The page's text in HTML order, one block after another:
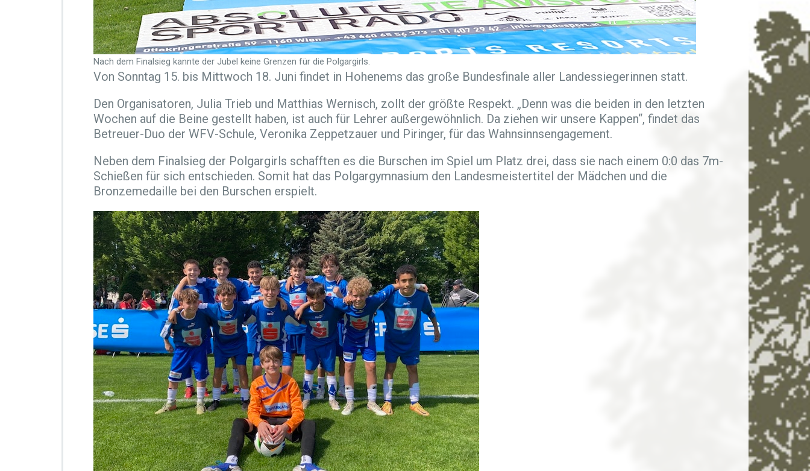
l
e
n
d
e
n
3.
l
a
t
Nach dem Finalsieg kannte der Jubel keine Grenzen für die Polgargirls.
Von Sonntag 15. bis Mittwoch 18. Juni findet in Hohenems das große Bundesfinale aller Landessiegerinnen statt.
Den Organisatoren, Julia Trieb und Matthias Wernisch, zollt der größte Respekt. „Denn was die beiden in den letzten
Wochen auf die Beine gestellt haben, ist auch für Lehrer außergewöhnlich. Da ziehen wir unsere Kappen“, findet das
Betreuer-Duo der WFV-Schule, Veronika Zeppetzauer und Piringer, für das Wahnsinnsengagement.
Neben dem Finalsieg der Polgargirls schafften es die Burschen im Spiel um Platz drei, dass sie nach einem 0:0 das 7m-
Schießen für sich entschieden. Somit hat das Polgargymnasium den Landesmeistertitel der Mädchen und die
Bronzemedaille bei den Burschen erspielt.